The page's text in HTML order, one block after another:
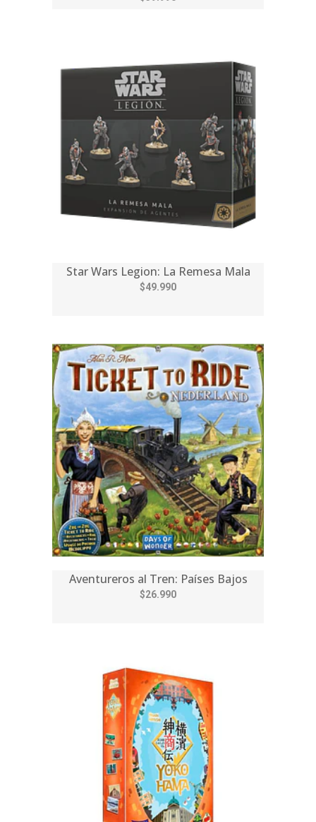
Star Wars Legion: La Remesa Mala
$49.990
Aventureros al Tren: Países Bajos
$26.990